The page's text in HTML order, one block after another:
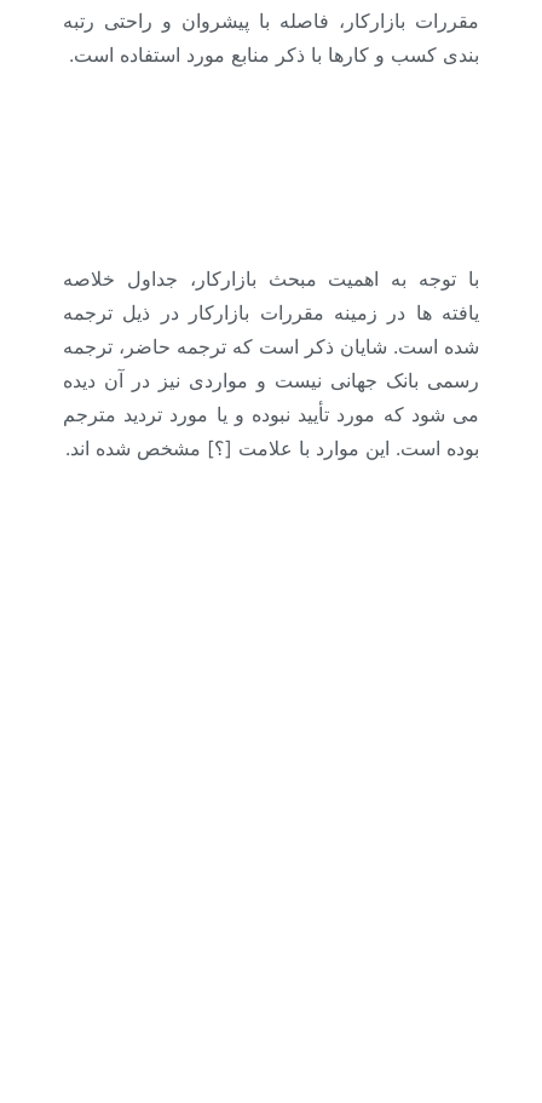
مقررات بازارکار، فاصله با پیشروان و راحتی رتبه
بندی کسب و کارها با ذکر منابع مورد استفاده است.
با توجه به اهمیت مبحث بازارکار، جداول خلاصه
یافته ها در زمینه مقررات بازارکار در ذیل ترجمه
شده است. شایان ذکر است که ترجمه حاضر، ترجمه
رسمی بانک جهانی نیست و مواردی نیز در آن دیده
می شود که مورد تأیید نبوده و یا مورد تردید مترجم
بوده است. این موارد با علامت [؟] مشخص شده اند.